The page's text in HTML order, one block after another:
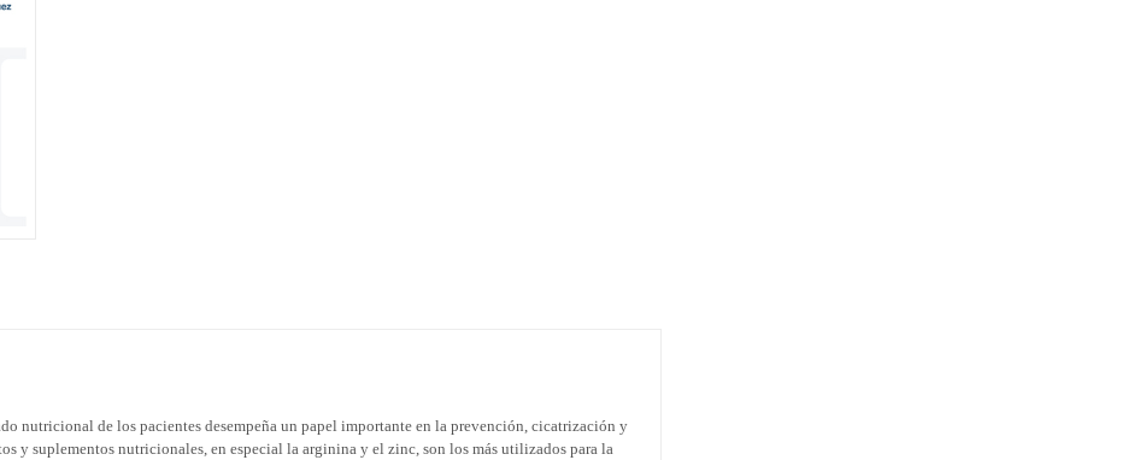
nutricional de los pacientes desempeña un papel importante en la prevención, cicatrización y
y suplementos nutricionales, en especial la arginina y el zinc, son los más utilizados para la